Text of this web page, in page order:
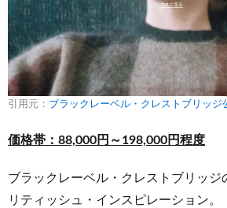
【THE SUIT
COMPANY】
2つのスタイ
ルから選べ
るフォーマ
ル
【ORIHIKA】
あるブラック
フォーマルス
引用元： ブラックレーベル・クレストブリッジ
価格帯：88,000円～198,000円程度
ブラックレーベル・クレストブリッジ
リティッシュ・インスピレーション。